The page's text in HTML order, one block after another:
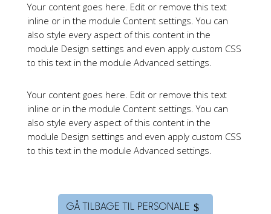
Your content goes here. Edit or remove this text
inline or in the module Content settings. You can
also style every aspect of this content in the
module Design settings and even apply custom CSS
to this text in the module Advanced settings.
Your content goes here. Edit or remove this text
inline or in the module Content settings. You can
also style every aspect of this content in the
module Design settings and even apply custom CSS
to this text in the module Advanced settings.
GÅ TILBAGE TIL PERSONALE